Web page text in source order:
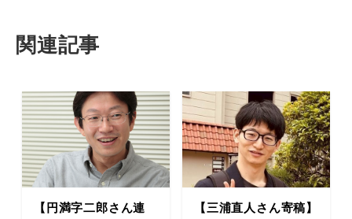
関連記事
【円満字二郎さん連
【三浦直人さん寄稿】